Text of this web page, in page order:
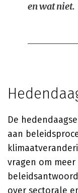
en wat niet.
De
aan
vragen om
over sectorale